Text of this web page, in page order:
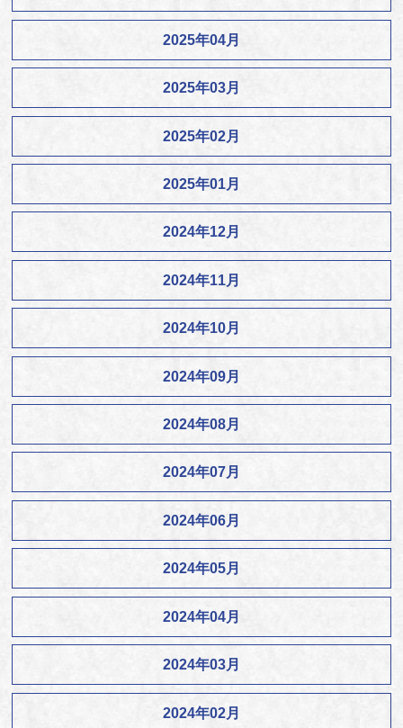
2025年04月
2025年03月
2025年02月
2025年01月
2024年12月
2024年11月
2024年10月
2024年09月
2024年08月
2024年07月
2024年06月
2024年05月
2024年04月
2024年03月
2024年02月